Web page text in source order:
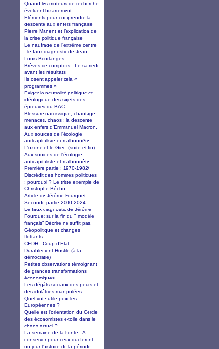
Quand les moteurs de recherche
évoluent bizarrement ...
Eléments pour comprendre la
descente aux enfers française
Pierre Manent et l’explication de
la crise politique française
Le naufrage de l’extrême centre
: le faux diagnostic de Jean-
Louis Bourlanges
Brèves de comptoirs - Le samedi
avant les résultats
Ils osent appeler cela «
programmes »
Exiger la neutralité politique et
idéologique des sujets des
épreuves du BAC
Blessure narcissique, chantage,
menaces, chaos : la descente
aux enfers d'Emmanuel Macron.
Aux sources de l'écologie
anticapitaliste et malhonnête -
L'ozone et le Giec. (suite et fin)
Aux sources de l'écologie
anticapitaliste et malhonnête.
Première partie : 1970-1982/
Discrédit des hommes politiques
: pourquoi ? Le triste exemple de
Christophe Béchu.
Article de Jérôme Fourquet -
Seconde partie 2000-2024
Le faux diagnostic de Jérôme
Fourquet sur la fin du " modèle
français" Décrire ne suffit pas.
Géopolitique et changes
flottants
CEDH : Coup d’Etat
Durablement Hostile (à la
démocratie)
Petites observations témoignant
de grandes transformations
économiques
Les dégâts sociaux des peurs et
des idolâtries manipulées.
Quel vote utile pour les
Européennes ?
Quelle est l'orientation du Cercle
des économistes e-toile dans le
chaos actuel ?
La semaine de la honte - A
conserver pour ceux qui feront
un jour l'histoire de la période